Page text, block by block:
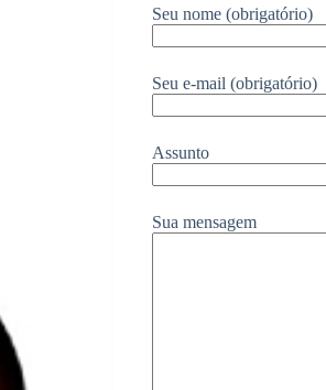
Seu nome (obrigatório)
Seu e-mail (obrigatório)
Assunto
Sua mensagem